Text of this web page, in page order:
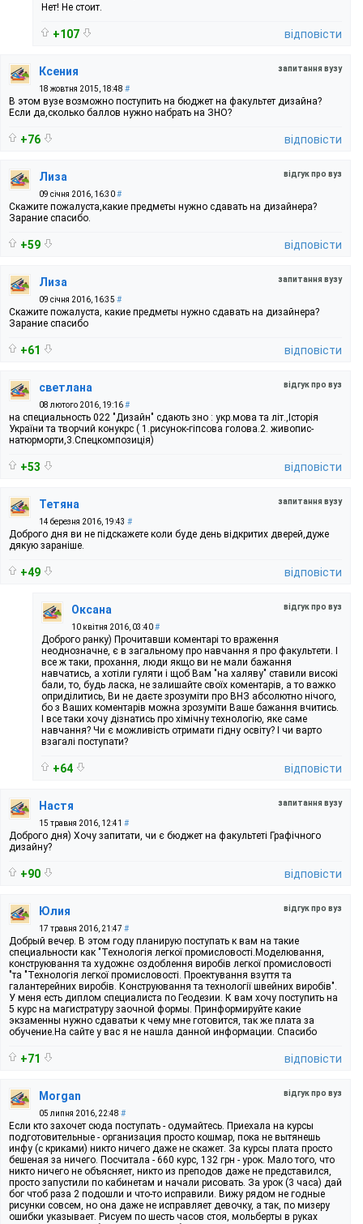
Нет! Не стоит.
+107 відповісти
запитання вузу
Ксения
18 жовтня 2015, 18:48 #
В этом вузе возможно поступить на бюджет на факультет дизайна?
Если да,сколько баллов нужно набрать на ЗНО?
+76 відповісти
відгук про вуз
Лиза
09 січня 2016, 16:30#
Скажите пожалуста,какие предметы нужно сдавать на дизайнера?
Зарание спасибо.
+59 відповісти
запитання вузу
Лиза
09 січня 2016, 16:35 #
Скажите пожалуста, какие предметы нужно сдавать на дизайнера?
Зарание спасибо
+61 відповісти
відгук про вуз
светлана
08 лютого 2016, 19:16#
на специальность 022 "Дизайн" сдають зно : укр.мова та літ.,Історія
України та творчий конукрс ( 1.рисунок-гіпсова голова.2. живопис-
натюрморти,3.Спецкомпозиція)
+53 відповісти
запитання вузу
Тетяна
14 березня 2016, 19:43 #
Доброго дня ви не підскажете коли буде день відкритих дверей,дуже
дякую зараніше.
+49 відповісти
відгук про вуз
Оксана
10 квітня 2016, 03:40#
Доброго ранку) Прочитавши коментарі то враження
неоднозначне, є в загальному про навчання я про факультети. І
все ж таки, прохання, люди якщо ви не мали бажання
навчатись, а хотіли гуляти і щоб Вам "на халяву" ставили високі
бали, то, будь ласка, не залишайте своїх коментарів, а то важко
оприділитись, Ви не даєте зрозуміти про ВНЗ абсолютно нічого,
бо з Ваших коментарів можна зрозуміти Ваше бажання вчитись.
І все таки хочу дізнатись про хімічну технологію, яке саме
навчання? Чи є можливість отримати гідну освіту? І чи варто
взагалі поступати?
+64 відповісти
запитання вузу
Настя
15 травня 2016, 12:41 #
Доброго дня) Хочу запитати, чи є бюджет на факультеті Графічного
дизайну?
+90 відповісти
відгук про вуз
Юлия
17 травня 2016, 21:47 #
Добрый вечер. В этом году планирую поступать к вам на такие
специальности как "Технологія легкої промисловості.Моделювання,
конструювання та художнє оздоблення виробів легкої промисловості
"та "Технологія легкої промисловості. Проектування взуття та
галантерейних виробів. Конструювання та технології швейних виробів".
У меня есть диплом специалиста по Геодезии. К вам хочу поступить на
5 курс на магистратуру заочной формы. Принформируйте какие
экзаменны нужно сдаватьи к чему мне готовится, так же плата за
обучение.На сайте у вас я не нашла данной информации. Спасибо
+71 відповісти
відгук про вуз
Morgan
05 липня 2016, 22:48 #
Если кто захочет сюда поступать - одумайтесь. Приехала на курсы
подготовительные - организация просто кошмар, пока не вытянешь
инфу (с криками) никто ничего даже не скажет. За курсы плата просто
бешеная за ничего. Посчитала - 660 курс, 132 грн - урок. Мало того, что
никто ничего не объясняет, никто из преподов даже не представился,
просто запустили по кабинетам и начали рисовать. За урок (3 часа) дай
бог чтоб раза 2 подошли и что-то исправили. Вижу рядом не годные
рисунки совсем, но она даже не исправляет девочку, а так, по мизеру
ошибки указывает. Рисуем по шесть часов стоя, мольберты в руках